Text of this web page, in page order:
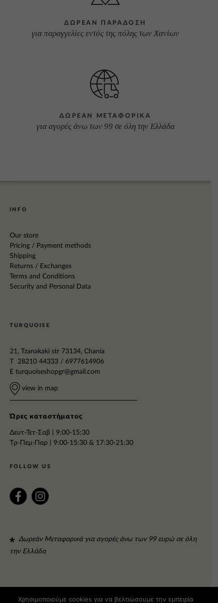
ΔΩΡΕΑΝ ΠΑΡΑΔΟΣΗ
για παραγγελίες εντός της πόλης των Χανίων
ΔΩΡΕΑΝ ΜΕΤΑΦΟΡΙΚΑ
για αγορές άνω των 99 σε όλη την Ελλάδα
INFO
Our store
Pricing / Payment methods
Shipping
Returns / Exchanges
Terms and Conditions
Security and Personal Data
TURQUOISE
21, Tzanakaki str 73134, Chania
T 28210 44333 / 6977614906
E turquoiseshopgr@gmail.com
view in map
Ώρες καταστήματος
Δευτ-Τετ-Σαβ | 9:00-15:30
Tρ-Πεμ-Παρ | 9:00-15:30 & 17:30-21:30
FOLLOW US
Δωρεάν Μεταφορικά για αγορές άνω των 99 ευρώ σε όλη
την Ελλάδα
Χρησιμοποιούμε cookies για να βελτιώσουμε την εμπειρία